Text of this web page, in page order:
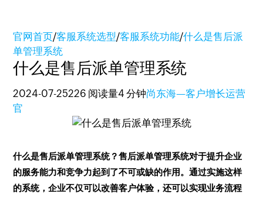
官网首页/客服系统选型/客服系统功能/什么是售后派
单管理系统
什么是售后派单管理系统
2024-07-25226 阅读量4 分钟尚东海—客户增长运营
官
什么是售后派单管理系统？售后派单管理系统对于提升企业
的服务能力和竞争力起到了不可或缺的作用。通过实施这样
的系统，企业不仅可以改善客户体验，还可以实现业务流程